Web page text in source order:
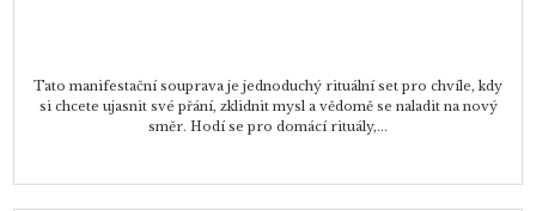
Tato manifestační souprava je jednoduchý rituální set pro chvíle, kdy
si chcete ujasnit své přání, zklidnit mysl a vědomě se naladit na nový
směr. Hodí se pro domácí rituály,...